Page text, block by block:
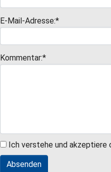
E-Mail-Adresse:*
Kommentar:*
Ich verstehe und akzeptiere